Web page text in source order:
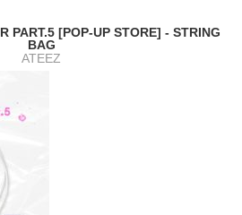
PART.5 [POP-UP STORE] - STRING
BAG
ATEEZ